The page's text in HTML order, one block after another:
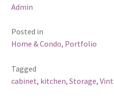
Admin
Posted in
Home & Condo, Portfolio
Tagged
cabinet, kitchen, Storage,